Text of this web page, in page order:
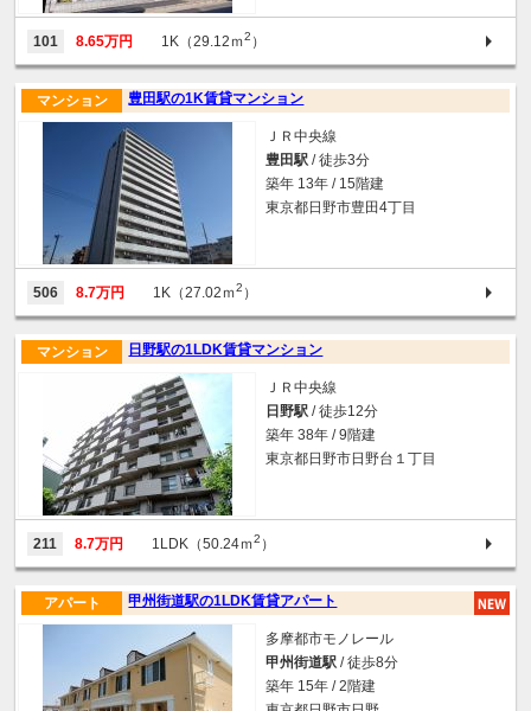
101 8.65万円 1K（29.12ｍ2 ）
豊田駅の1K賃貸マンション
マンション
ＪＲ中央線
豊田駅 / 徒歩3分
築年 13年 / 15階建
東京都日野市豊田4丁目
506 8.7万円 1K（27.02ｍ2 ）
日野駅の1LDK賃貸マンション
マンション
ＪＲ中央線
日野駅 / 徒歩12分
築年 38年 / 9階建
東京都日野市日野台１丁目
211 8.7万円 1LDK（50.24ｍ2 ）
甲州街道駅の1LDK賃貸アパート
アパート
多摩都市モノレール
甲州街道駅 / 徒歩8分
築年 15年 / 2階建